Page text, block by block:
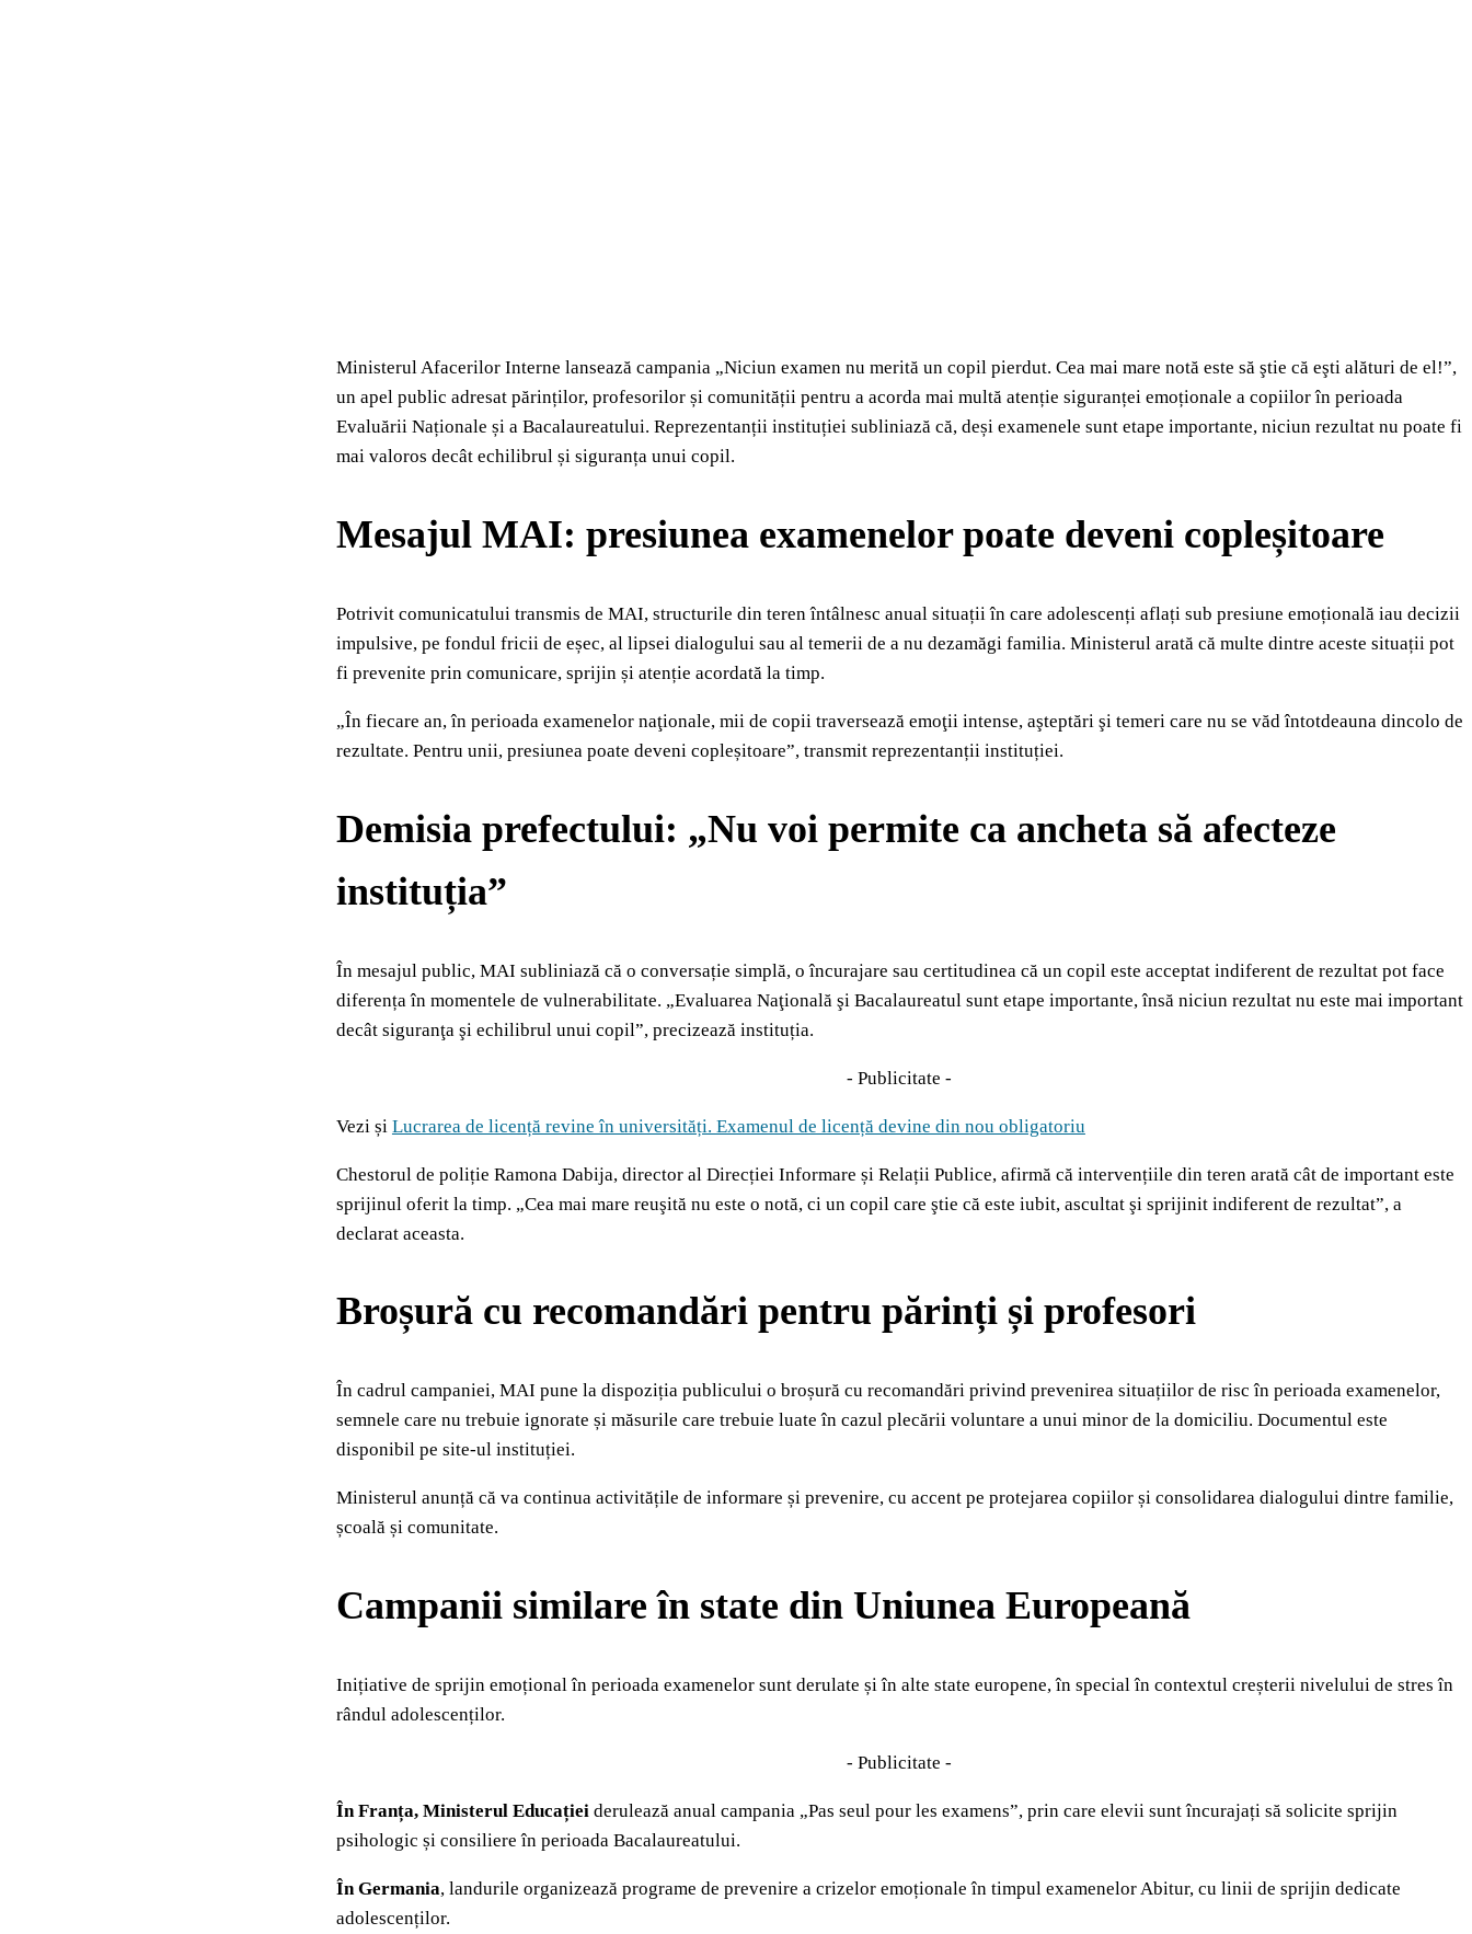
Ministerul Afacerilor Interne lansează campania „Niciun examen nu merită un copil pierdut. Cea mai mare notă este să ştie că eşti alături de el!”,
un apel public adresat părinților, profesorilor și comunității pentru a acorda mai multă atenție siguranței emoționale a copiilor în perioada
Evaluării Naționale și a Bacalaureatului. Reprezentanții instituției subliniază că, deși examenele sunt etape importante, niciun rezultat nu poate fi
mai valoros decât echilibrul și siguranța unui copil.
Mesajul MAI: presiunea examenelor poate deveni copleșitoare
Potrivit comunicatului transmis de MAI, structurile din teren întâlnesc anual situații în care adolescenți aflați sub presiune emoțională iau decizii
impulsive, pe fondul fricii de eșec, al lipsei dialogului sau al temerii de a nu dezamăgi familia. Ministerul arată că multe dintre aceste situații pot
fi prevenite prin comunicare, sprijin și atenție acordată la timp.
„În fiecare an, în perioada examenelor naţionale, mii de copii traversează emoţii intense, aşteptări şi temeri care nu se văd întotdeauna dincolo de
rezultate. Pentru unii, presiunea poate deveni copleșitoare”, transmit reprezentanții instituției.
Demisia prefectului: „Nu voi permite ca ancheta să afecteze
instituția”
În mesajul public, MAI subliniază că o conversație simplă, o încurajare sau certitudinea că un copil este acceptat indiferent de rezultat pot face
diferența în momentele de vulnerabilitate. „Evaluarea Naţională şi Bacalaureatul sunt etape importante, însă niciun rezultat nu este mai important
decât siguranţa şi echilibrul unui copil”, precizează instituția.
- Publicitate -
Vezi și Lucrarea de licență revine în universități. Examenul de licență devine din nou obligatoriu
Chestorul de poliție Ramona Dabija, director al Direcției Informare și Relații Publice, afirmă că intervențiile din teren arată cât de important este
sprijinul oferit la timp. „Cea mai mare reuşită nu este o notă, ci un copil care ştie că este iubit, ascultat şi sprijinit indiferent de rezultat”, a
declarat aceasta.
Broșură cu recomandări pentru părinți și profesori
În cadrul campaniei, MAI pune la dispoziția publicului o broșură cu recomandări privind prevenirea situațiilor de risc în perioada examenelor,
semnele care nu trebuie ignorate și măsurile care trebuie luate în cazul plecării voluntare a unui minor de la domiciliu. Documentul este
disponibil pe site-ul instituției.
Ministerul anunță că va continua activitățile de informare și prevenire, cu accent pe protejarea copiilor și consolidarea dialogului dintre familie,
școală și comunitate.
Campanii similare în state din Uniunea Europeană
Inițiative de sprijin emoțional în perioada examenelor sunt derulate și în alte state europene, în special în contextul creșterii nivelului de stres în
rândul adolescenților.
- Publicitate -
În Franța, Ministerul Educațieiderulează anual campania „Pas seul pour les examens”, prin care elevii sunt încurajați să solicite sprijin
psihologic și consiliere în perioada Bacalaureatului.
În Germania, landurile organizează programe de prevenire a crizelor emoționale în timpul examenelor Abitur, cu linii de sprijin dedicate
adolescenților.